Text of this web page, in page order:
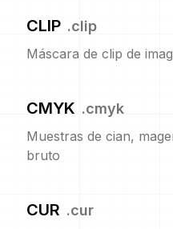
CLIP .clip
Máscara de clip de
CMYK .cmyk
Muestras de cian,
bruto
CUR .cur